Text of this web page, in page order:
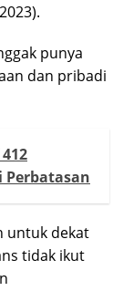
punya
dan pribadi
Perbatasan
untuk dekat
tidak ikut